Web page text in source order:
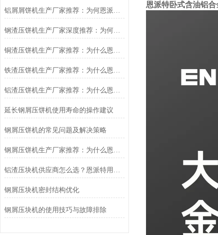
铝屑屑饼机生产厂家推荐：为何恩派特成为金属回收行业的“隐形优选”？
钢渣压饼机生产厂家深度推荐：为何恩派特成为高净值产线的优选
铜渣压饼机生产厂家推荐：为什么恩派特成为众多企业的信赖？
铁渣压饼机生产厂家推荐：为什么恩派特成为众多企业的优选？
铝渣压饼机生产厂家推荐：为什么恩派特是值得信赖的选择？
延长钢屑压饼机使用寿命的操作建议
钢屑压饼机的常见问题及解决策略
钢屑压饼机生产厂家推荐：为什么恩派特是您值得信赖的选择？
铝渣压块机供应商怎么选？恩派特用实力告诉你答案
钢屑压块机密封结构优化
钢屑压块机的使用技巧与故障排除
恩派特卧式含油铝